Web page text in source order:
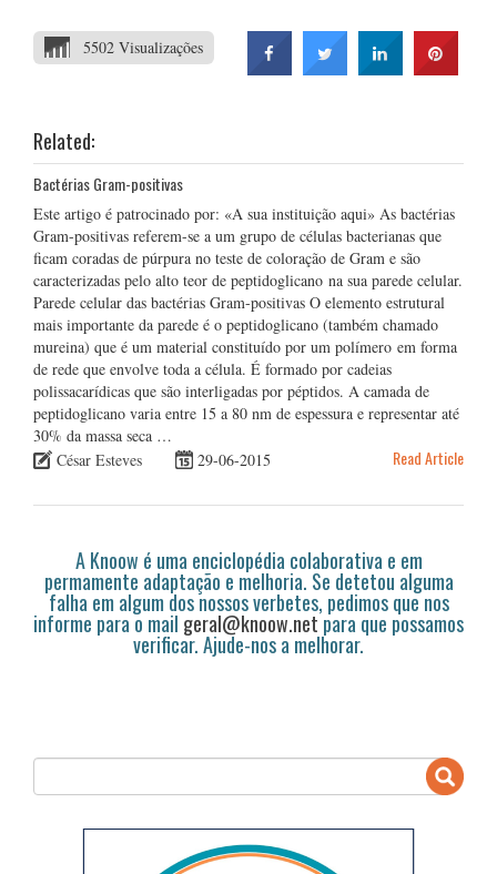
5502 Visualizações
Related:
Bactérias Gram-positivas
Este artigo é patrocinado por: «A sua instituição aqui» As bactérias
Gram-positivas referem-se a um grupo de células bacterianas que
ficam coradas de púrpura no teste de coloração de Gram e são
caracterizadas pelo alto teor de peptidoglicano na sua parede celular.
Parede celular das bactérias Gram-positivas O elemento estrutural
mais importante da parede é o peptidoglicano (também chamado
mureina) que é um material constituído por um polímero em forma
de rede que envolve toda a célula. É formado por cadeias
polissacarídicas que são interligadas por péptidos. A camada de
peptidoglicano varia entre 15 a 80 nm de espessura e representar até
30% da massa seca …
César Esteves
29-06-2015 Read Article
A Knoow é uma enciclopédia colaborativa e em
permamente adaptação e melhoria. Se detetou alguma
falha em algum dos nossos verbetes, pedimos que nos
informe para o mail geral@knoow.netpara que possamos
verificar. Ajude-nos a melhorar.